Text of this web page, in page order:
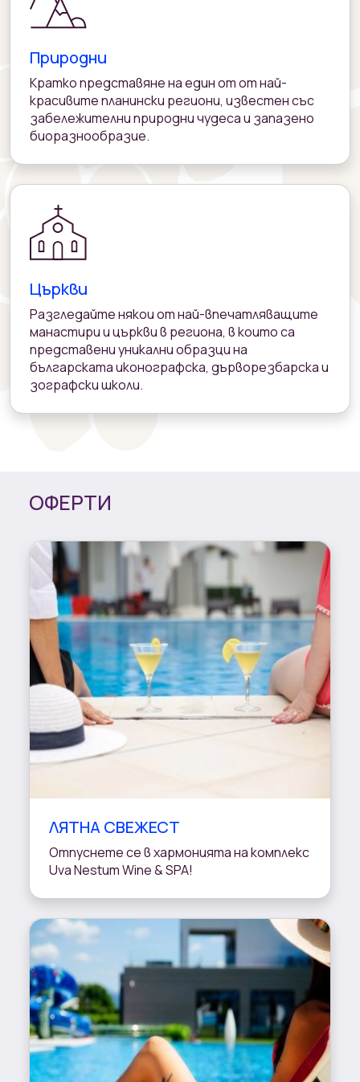
Природни
Кратко представяне на един от от най-
красивите планински региони, известен със
забележителни природни чудеса и запазено
биоразнообразиe.
Църкви
Разгледайте някои от най-впечатляващите
манастири и църкви в региона, в които са
представени уникални образци на
българската иконографска, дърворезбарска и
зографски школи.
ОФЕРТИ
ЛЯТНА СВЕЖЕСТ
Отпуснете се в хармонията на комплекс
Uva Nestum Wine & SPA!